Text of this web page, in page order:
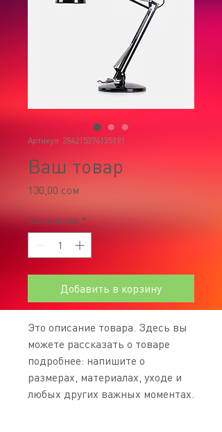
Артикул: 284215376135191
Ваш товар
130,00 сом
Количество *
Добавить в корзину
Это описание товара. Здесь вы
можете рассказать о товаре
подробнее: напишите о
размерах, материалах, уходе и
любых других важных моментах.